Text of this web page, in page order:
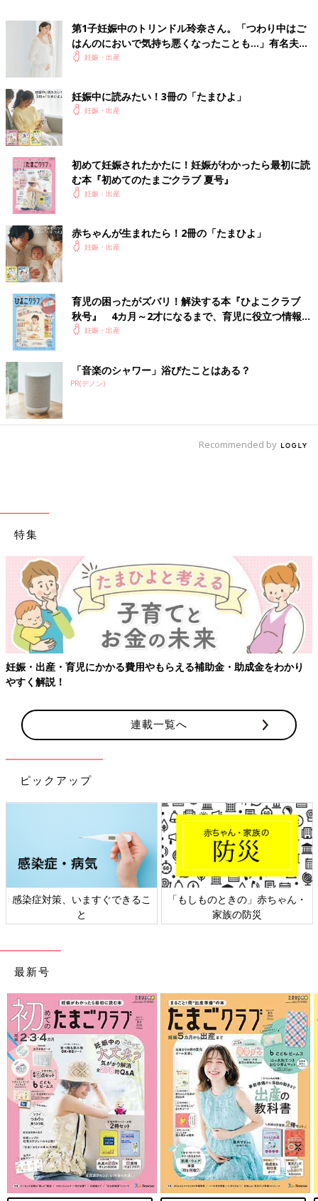
[フナミ＊プロフィール]
女の子と男の子の子ども２人を育てました。趣味は観劇。自分の
頃と比べても、マタニティー用品やベビー用品の進化ぶりに、と
ても驚いています。子どもたちがそれぞれ子どもを持つことにな
ったら、それを通して再び自分の妊娠・出産そして育児を振り返
るきっかけになるので、今から楽しみです。
■関連：兆候や原因は？ 知っておきたい自然流産のこと
※この記事は個人の体験記です。記事に掲載の画像はイメージで
す。
英語好きは胎教のお
かげ？！お試し英語
教材を毎日聴かせて
親子で楽しむ！
健診で陣痛、会陰裂
第1子妊娠中のトリンドル玲奈さん。「つわり中はご
はんのにおいで気持ち悪くなったことも…」有名夫婦
のYouTubeから学んだ夫がつわり中にしたことと
妊娠・出産
妊娠中に読みたい！3冊の「たまひよ」
妊娠・出産
初めて妊娠されたかたに！妊娠がわかったら最初に読
む本『初めてのたまごクラブ 夏号』
妊娠・出産
赤ちゃんが生まれたら！2冊の「たまひよ」
妊娠・出産
育児の困ったがズバリ！解決する本『ひよこクラブ
秋号』 4カ月～2才になるまで、育児に役立つ情報が
いっぱい！
妊娠・出産
「音楽のシャワー」浴びたことはある？
PR(デノン)
Recommended by
特集
妊娠・出産・育児にかかる費用やもらえる補助金・助成金をわかり
やすく解説！
連載一覧へ
ピックアップ
感染症対策、いますぐできるこ
と
「もしものときの」赤ちゃん・
家族の防災
最新号